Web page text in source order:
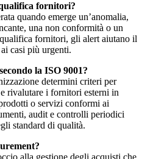
fornitori?
quando emerge un’anomalia,
una non conformità o un
fornitori, gli alert aiutano il
casi più urgenti.
la ISO 9001?
determini criteri per
rivalutare i fornitori esterni in
o servizi conformi ai
audit e controlli periodici
standard di qualità.